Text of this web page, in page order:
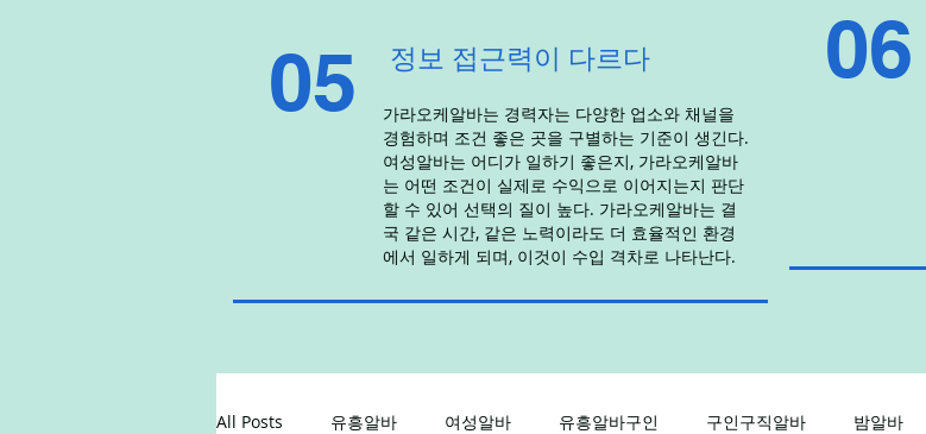
05 정보 접근력이 다르다
가라오케알바는 경력자는 다양한 업소와 채널을
경험하며 조건 좋은 곳을 구별하는 기준이 생긴다.
여성알바는 어디가 일하기 좋은지, 가라오케알바
는 어떤 조건이 실제로 수익으로 이어지는지 판단
할 수 있어 선택의 질이 높다. 가라오케알바는 결
국 같은 시간, 같은 노력이라도 더 효율적인 환경
에서 일하게 되며, 이것이 수입 격차로 나타난다.
06
All Posts 유흥알바 여성알바 유흥알바구인 구인구직알바 밤알바